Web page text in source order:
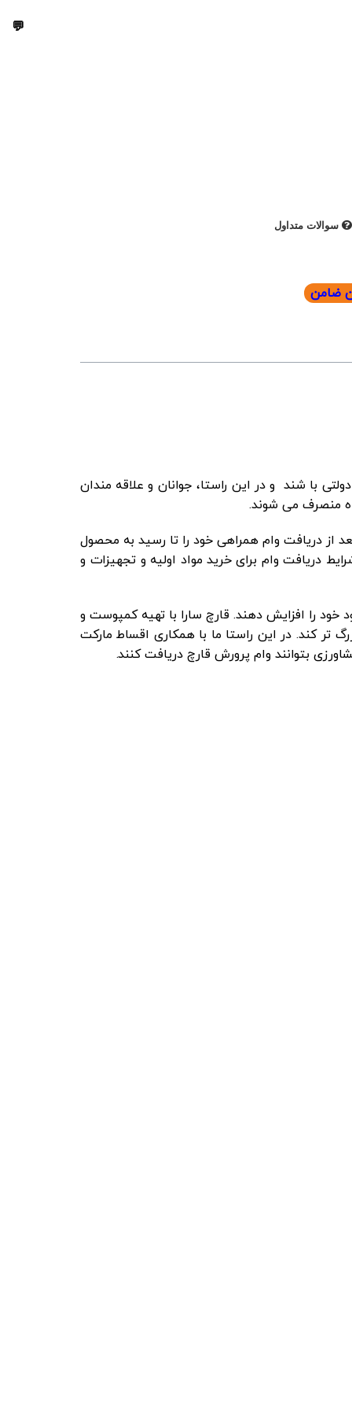
💬
سوالات متداول
ضامن
شغل آزاد و غیر دولتی با شند و در این راستا، جوانان و علاقه مندان
منصرف می شوند.
از دریافت وام همراهی خود را تا رسید به محصول
دریافت وام برای خرید مواد اولیه و تجهیزات و
را افزایش دهند. قارچ سارا با تهیه کمپوست و
تر کند. در این راستا ما با همکاری اقساط مارکت
بتوانند وام پرورش قارچ دریافت کنند.